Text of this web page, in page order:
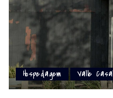
Hospedagem Valle